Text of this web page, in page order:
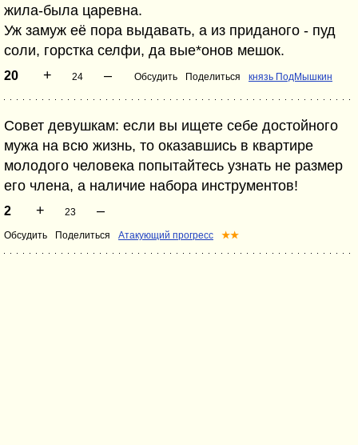
жила-была царевна.
Уж замуж её пора выдавать, а из приданого - пуд
соли, горстка селфи, да вые*онов мешок.
20 + 24 – Обсудить Поделиться князь ПодМышкин
Совет девушкам: если вы ищете себе достойного
мужа на всю жизнь, то оказавшись в квартире
молодого человека попытайтесь узнать не размер
его члена, а наличие набора инструментов!
2 + 23 –
Обсудить Поделиться Атакующий прогресс ★★